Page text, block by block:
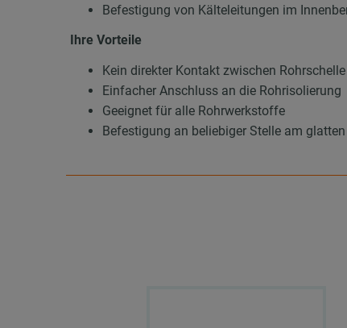
Befestigung von Kälteleitungen im
Ihre Vorteile
Kein direkter Kontakt zwischen
Einfacher Anschluss an die Rohrisolierung
Geeignet für alle Rohrwerkstoffe
Befestigung an beliebiger Stelle am